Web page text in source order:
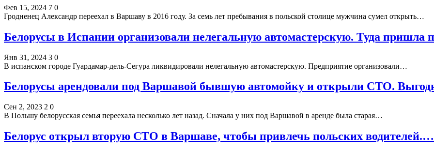
Фев 15, 2024 7 0
Гродненец Александр переехал в Варшаву в 2016 году. За семь лет пребывания в польской столице мужчина сумел открыть…
Белорусы в Испании организовали нелегальную автомастерскую. Туда пришла
Янв 31, 2024 3 0
В испанском городе Гуардамар-дель-Сегура ликвидировали нелегальную автомастерскую. Предприятие организовали…
Белорусы арендовали под Варшавой бывшую автомойку и открыли СТО.
Сен 2, 2023 2 0
В Польшу белорусская семья переехала несколько лет назад. Сначала у них под Варшавой в аренде была старая…
Белорус открыл вторую СТО в Варшаве, чтобы привлечь польских водителей.…